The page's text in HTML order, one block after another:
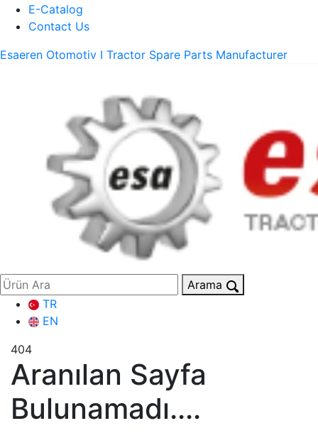
E-Catalog
Contact Us
Esaeren Otomotiv I Tractor Spare Parts Manufacturer
Arama
TR
EN
404
Aranılan Sayfa
Bulunamadı....